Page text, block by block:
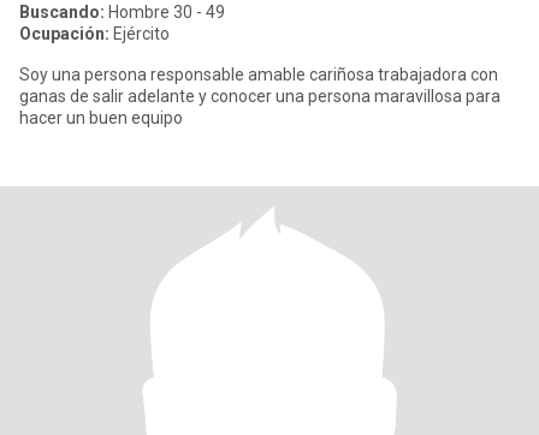
Buscando: Hombre 30 - 49
Ocupación: Ejército
Soy una persona responsable amable cariñosa trabajadora con
ganas de salir adelante y conocer una persona maravillosa para
hacer un buen equipo